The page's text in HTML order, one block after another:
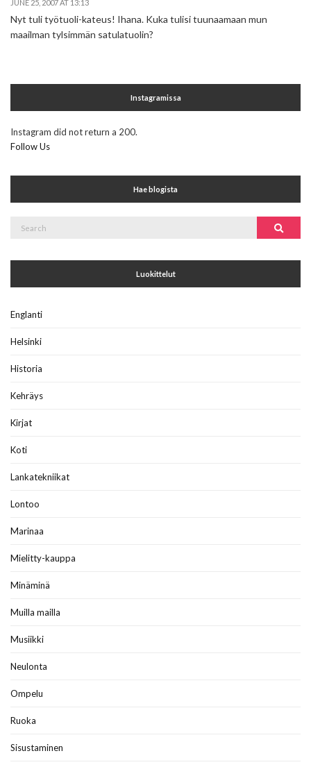
JUNE 25, 2007 AT 13:13
Nyt tuli työtuoli-kateus! Ihana. Kuka tulisi tuunaamaan mun
maailman tylsimmän satulatuolin?
Instagramissa
Instagram did not return a 200.
Follow Us
Hae blogista
Search
Luokittelut
Englanti
Helsinki
Historia
Kehräys
Kirjat
Koti
Lankatekniikat
Lontoo
Marinaa
Mielitty-kauppa
Minäminä
Muilla mailla
Musiikki
Neulonta
Ompelu
Ruoka
Sisustaminen